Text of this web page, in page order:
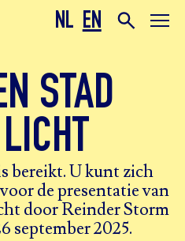
NL EN
STAD
bereikt. U kunt zich
de presentatie van
door Reinder Storm
september 2025.